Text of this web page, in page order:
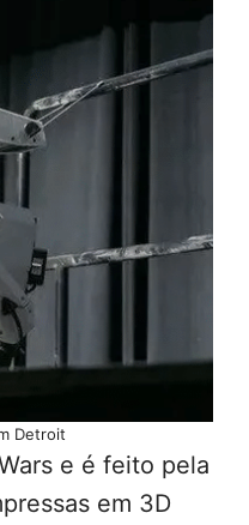
Detroit
e é feito pela
em 3D